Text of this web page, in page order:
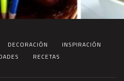
DECORACIÓN
INSPIRACIÓN
RECETAS